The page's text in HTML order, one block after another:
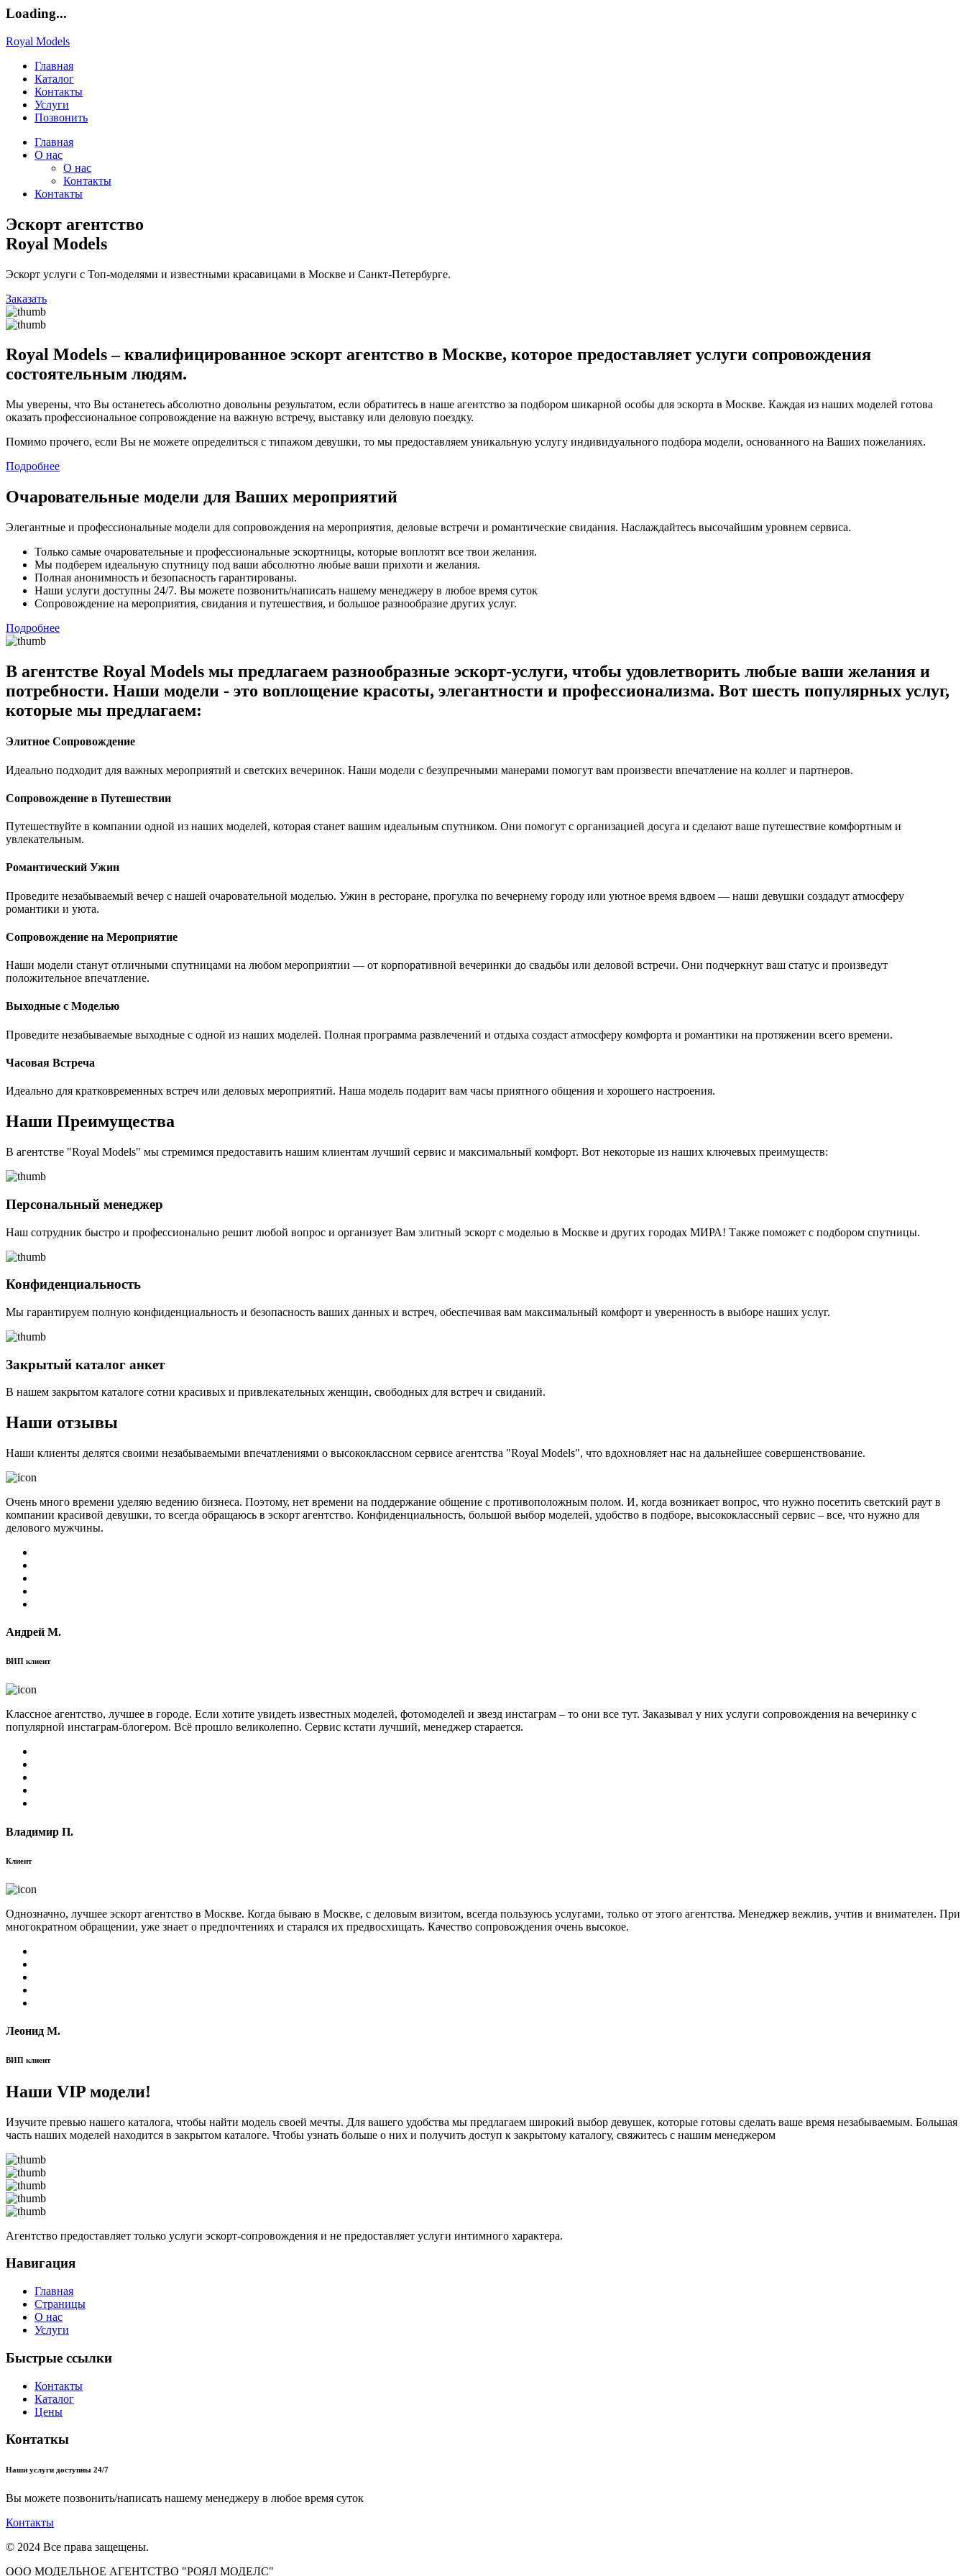
Loading...
Royal Models
Главная
Каталог
Контакты
Услуги
Позвонить
Главная
О нас
О нас
Контакты
Контакты
Эскорт агентство
Royal Models
Эскорт услуги с Топ-моделями и известными красавицами в Москве и Санкт-Петербурге.
Заказать
Royal Models – квалифицированное эскорт агентство в Москве, которое предоставляет услуги сопровождения
состоятельным людям.
Мы уверены, что Вы останетесь абсолютно довольны результатом, если обратитесь в наше агентство за подбором шикарной особы для эскорта в Москве. Каждая из наших моделей готова
оказать профессиональное сопровождение на важную встречу, выставку или деловую поездку.
Помимо прочего, если Вы не можете определиться с типажом девушки, то мы предоставляем уникальную услугу индивидуального подбора модели, основанного на Ваших пожеланиях.
Подробнее
Очаровательные модели для Ваших мероприятий
Элегантные и профессиональные модели для сопровождения на мероприятия, деловые встречи и романтические свидания. Наслаждайтесь высочайшим уровнем сервиса.
Только самые очаровательные и профессиональные эскортницы, которые воплотят все твои желания.
Мы подберем идеальную спутницу под ваши абсолютно любые ваши прихоти и желания.
Полная анонимность и безопасность гарантированы.
Наши услуги доступны 24/7. Вы можете позвонить/написать нашему менеджеру в любое время суток
Сопровождение на мероприятия, свидания и путешествия, и большое разнообразие других услуг.
Подробнее
В агентстве Royal Models мы предлагаем разнообразные эскорт-услуги, чтобы удовлетворить любые ваши желания и
потребности. Наши модели - это воплощение красоты, элегантности и профессионализма. Вот шесть популярных услуг,
которые мы предлагаем:
Элитное Сопровождение
Идеально подходит для важных мероприятий и светских вечеринок. Наши модели с безупречными манерами помогут вам произвести впечатление на коллег и партнеров.
Сопровождение в Путешествии
Путешествуйте в компании одной из наших моделей, которая станет вашим идеальным спутником. Они помогут с организацией досуга и сделают ваше путешествие комфортным и
увлекательным.
Романтический Ужин
Проведите незабываемый вечер с нашей очаровательной моделью. Ужин в ресторане, прогулка по вечернему городу или уютное время вдвоем — наши девушки создадут атмосферу
романтики и уюта.
Сопровождение на Мероприятие
Наши модели станут отличными спутницами на любом мероприятии — от корпоративной вечеринки до свадьбы или деловой встречи. Они подчеркнут ваш статус и произведут
положительное впечатление.
Выходные с Моделью
Проведите незабываемые выходные с одной из наших моделей. Полная программа развлечений и отдыха создаст атмосферу комфорта и романтики на протяжении всего времени.
Часовая Встреча
Идеально для кратковременных встреч или деловых мероприятий. Наша модель подарит вам часы приятного общения и хорошего настроения.
Наши Преимущества
В агентстве "Royal Models" мы стремимся предоставить нашим клиентам лучший сервис и максимальный комфорт. Вот некоторые из наших ключевых преимуществ:
Персональный менеджер
Наш сотрудник быстро и профессионально решит любой вопрос и организует Вам элитный эскорт с моделью в Москве и других городах МИРА! Также поможет с подбором спутницы.
Конфиденциальность
Мы гарантируем полную конфиденциальность и безопасность ваших данных и встреч, обеспечивая вам максимальный комфорт и уверенность в выборе наших услуг.
Закрытый каталог анкет
В нашем закрытом каталоге сотни красивых и привлекательных женщин, свободных для встреч и свиданий.
Наши отзывы
Наши клиенты делятся своими незабываемыми впечатлениями о высококлассном сервисе агентства "Royal Models", что вдохновляет нас на дальнейшее совершенствование.
Очень много времени уделяю ведению бизнеса. Поэтому, нет времени на поддержание общение с противоположным полом. И, когда возникает вопрос, что нужно посетить светский раут в
компании красивой девушки, то всегда обращаюсь в эскорт агентство. Конфиденциальность, большой выбор моделей, удобство в подборе, высококлассный сервис – все, что нужно для
делового мужчины.
Андрей М.
ВИП клиент
Классное агентство, лучшее в городе. Если хотите увидеть известных моделей, фотомоделей и звезд инстаграм – то они все тут. Заказывал у них услуги сопровождения на вечеринку с
популярной инстаграм-блогером. Всё прошло великолепно. Сервис кстати лучший, менеджер старается.
Владимир П.
Клиент
Однозначно, лучшее эскорт агентство в Москве. Когда бываю в Москве, с деловым визитом, всегда пользуюсь услугами, только от этого агентства. Менеджер вежлив, учтив и внимателен. При
многократном обращении, уже знает о предпочтениях и старался их предвосхищать. Качество сопровождения очень высокое.
Леонид М.
ВИП клиент
Наши VIP модели!
Изучите превью нашего каталога, чтобы найти модель своей мечты. Для вашего удобства мы предлагаем широкий выбор девушек, которые готовы сделать ваше время незабываемым. Большая
часть наших моделей находится в закрытом каталоге. Чтобы узнать больше о них и получить доступ к закрытому каталогу, свяжитесь с нашим менеджером
Агентство предоставляет только услуги эскорт-сопровождения и не предоставляет услуги интимного характера.
Навигация
Главная
Страницы
О нас
Услуги
Быстрые ссылки
Контакты
Каталог
Цены
Контаткы
Наши услуги доступны 24/7
Вы можете позвонить/написать нашему менеджеру в любое время суток
Контакты
© 2024 Все права защещены.
ООО МОДЕЛЬНОЕ АГЕНТСТВО "РОЯЛ МОДЕЛС"